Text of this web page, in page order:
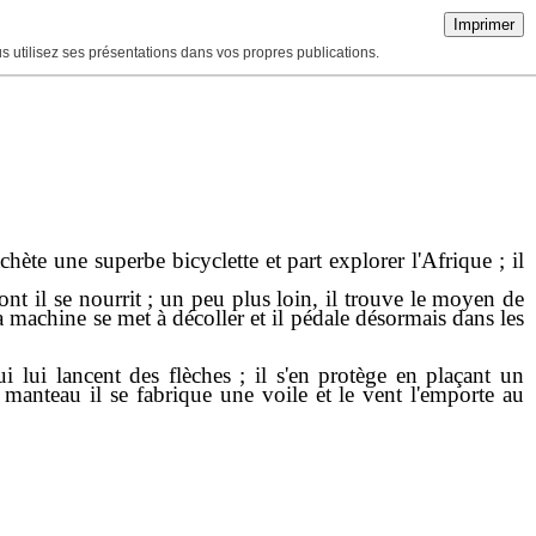
Imprimer
utilisez ses présentations dans vos propres publications.
une superbe bicyclette et part explorer l'Afrique ; il
il se nourrit ; un peu plus loin, il trouve le moyen de
se met à décoller et il pédale désormais dans les
lancent des flèches ; il s'en protège en plaçant un
il se fabrique une voile et le vent l'emporte au